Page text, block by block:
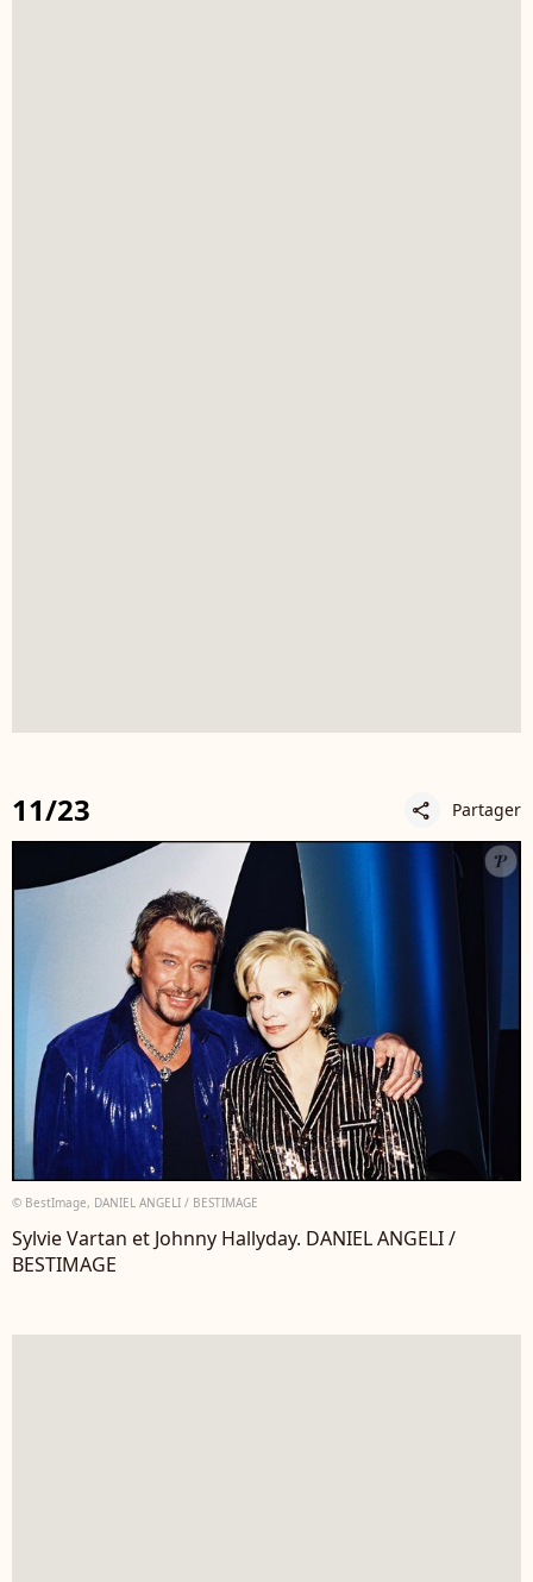
11/23 share Partager
© BestImage, DANIEL ANGELI / BESTIMAGE
Sylvie Vartan et Johnny Hallyday. DANIEL ANGELI /
BESTIMAGE